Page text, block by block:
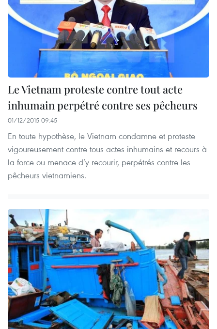
Le Vietnam proteste contre tout acte
inhumain perpétré contre ses pêcheurs
01/12/2015 09:45
En toute hypothèse, le Vietnam condamne et proteste
vigoureusement contre tous actes inhumains et recours à
la force ou menace d’y recourir, perpétrés contre les
pêcheurs vietnamiens.